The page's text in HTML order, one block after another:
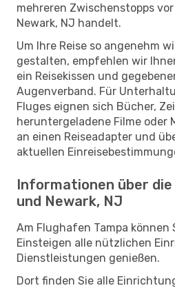
mehreren Zwischenstopps
Newark, NJ handelt.
Um Ihre Reise so angenehm
gestalten, empfehlen wir
ein Reisekissen und
Augenverband. Für
Fluges eignen sich Bücher,
heruntergeladene Filme oder
an einen Reiseadapter und
aktuellen
Informationen über die
und Newark, NJ
Am Flughafen Tampa können
Einsteigen alle nützlichen
Dienstleistungen genießen.
Dort finden Sie alle